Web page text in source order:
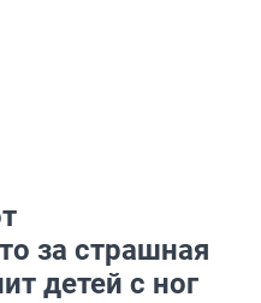
за страшная
детей с ног